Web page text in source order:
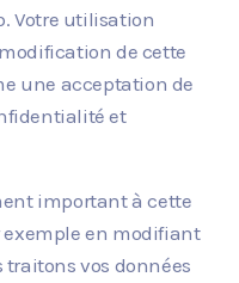
Votre utilisation
de cette
une acceptation de
et
important à cette
en modifiant
vos données